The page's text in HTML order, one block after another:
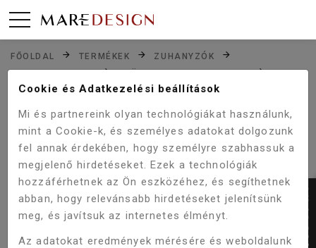
FŐOLDAL TERMÉKEK
ZUHANYZÓK
ZUHANYKABINOK
SZÖGLETES ZUHANYKABIN
WELLIS APOLLO ZUHANYKABIN 80X80X190 CM WC00473
Cookie és Adatkezelési beállítások
Mi és partnereink olyan technológiákat használunk,
mint a Cookie-k, és személyes adatokat dolgozunk
fel annak érdekében, hogy személyre szabhassuk a
megjelenő hirdetéseket. Ezek a technológiák
hozzáférhetnek az Ön eszközéhez, és segíthetnek
abban, hogy relevánsabb hirdetéseket jelenítsünk
meg, és javítsuk az internetes élményt.
Az adatokat eredmények mérésére és weboldalunk